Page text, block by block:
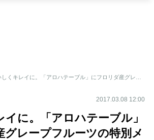
2017.03.08 12:00
に。「アロハテーブル」
グレープフルーツの特別メ